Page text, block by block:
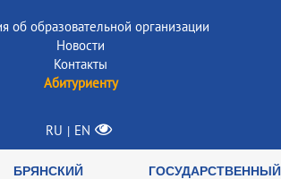
об образовательной организации
Новости
Контакты
Абитуриенту
RU | EN
БРЯНСКИЙ ГОСУДАРСТВЕННЫЙ